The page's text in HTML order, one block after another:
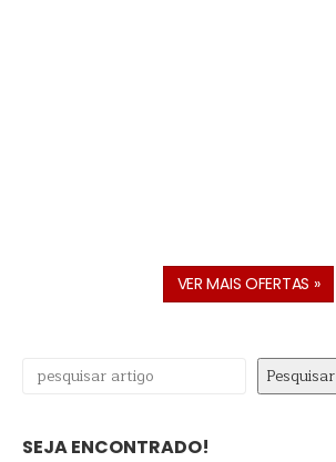
VER MAIS OFERTAS »
Pesquisar Pesquisar
SEJA ENCONTRADO!